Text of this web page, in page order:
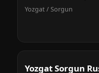
Yozgat / Sorgun
Yozgat Sorgun